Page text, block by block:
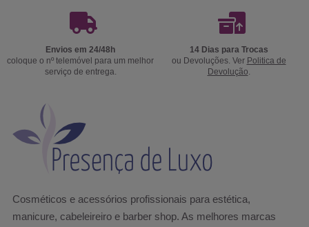
Envios em 24/48h
coloque o nº telemóvel para um melhor
serviço de entrega.
14 Dias para Trocas
ou Devoluções. Ver Politica de
Devolução
Cosméticos e acessórios profissionais para estética,
manicure, cabeleireiro e barber shop. As melhores marcas